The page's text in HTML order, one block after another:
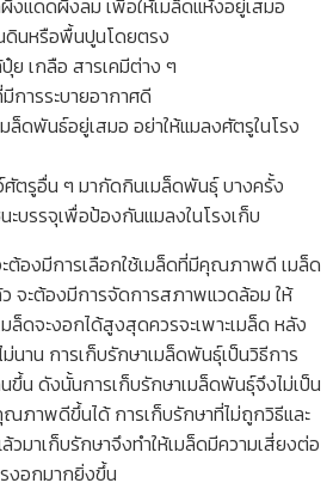
ดินหรือพื้นปูนโดยตรง
ย เกลือ สารเคมีต่าง ๆ
การระบายอากาศดี
ล็ดพันธ์อยู่เสมอ อย่าให้แมลงศัตรูในโรง
ตรูอื่น ๆ มากัดกินเมล็ดพันธุ์ บางครั้ง
บรรจุเพื่อป้องกันแมลงในโรงเก็บ
ะต้องมีการเลือกใช้เมล็ดที่มีคุณภาพดี เมล็ด
จะต้องมีการจัดการสภาพแวดล้อม ให้
ล็ดจะงอกได้สูงสุดควรจะเพาะเมล็ด หลัง
นาน การเก็บรักษาเมล็ดพันธุ์เป็นวิธีการ
น ดังนั้นการเก็บรักษาเมล็ดพันธุ์จึงไม่เป็น
ภาพดีขึ้นได้ การเก็บรักษาที่ไม่ถูกวิธีและ
มาเก็บรักษาจึงทำให้เมล็ดมีความเสี่ยงต่อ
อกมากยิ่งขึ้น